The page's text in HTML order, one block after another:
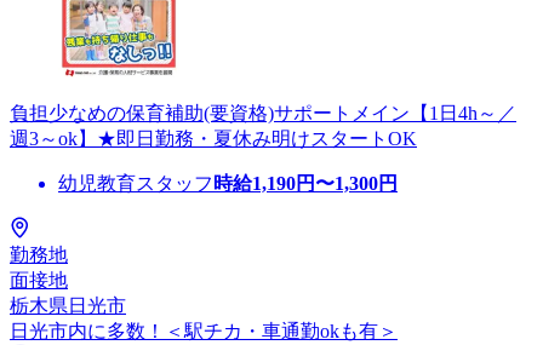
負担少なめの保育補助(要資格)サポートメイン【1日4h～／
週3～ok】★即日勤務・夏休み明けスタートOK
幼児教育スタッフ 時給1,190円〜1,300円
勤務地
面接地
栃木県日光市
日光市内に多数！＜駅チカ・車通勤okも有＞